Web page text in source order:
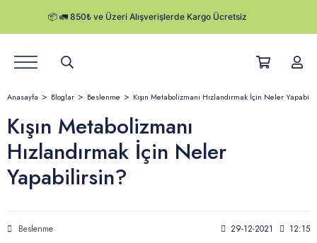
Hikayemiz
Satış Noktaları
Kurumsal Satış
Herby Blog
Anasayfa Bloglar Beslenme Kışın Metabolizmanı Hızlandırmak İçin Neler
Kışın Metabolizmanı
Hızlandırmak İçin Neler
Yapabilirsin?
Beslenme 29-12-2021 12:15